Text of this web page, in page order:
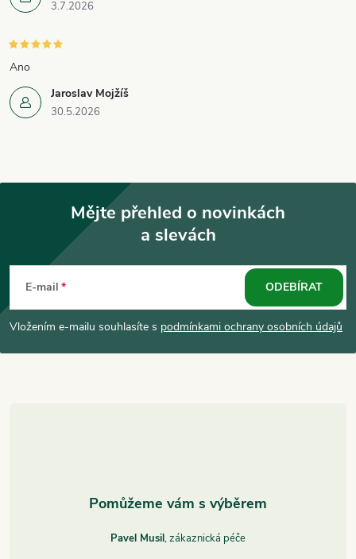
3.7.2026
Jaroslav Mojžíš
30.5.2026
Ano
p
a
Mějte přehled o novinkách
a slevách
E-mail
Vložením e-mailu souhlasíte s podmínkami ochrany osobních údajů
ODEBÍRAT
Pavel Musil